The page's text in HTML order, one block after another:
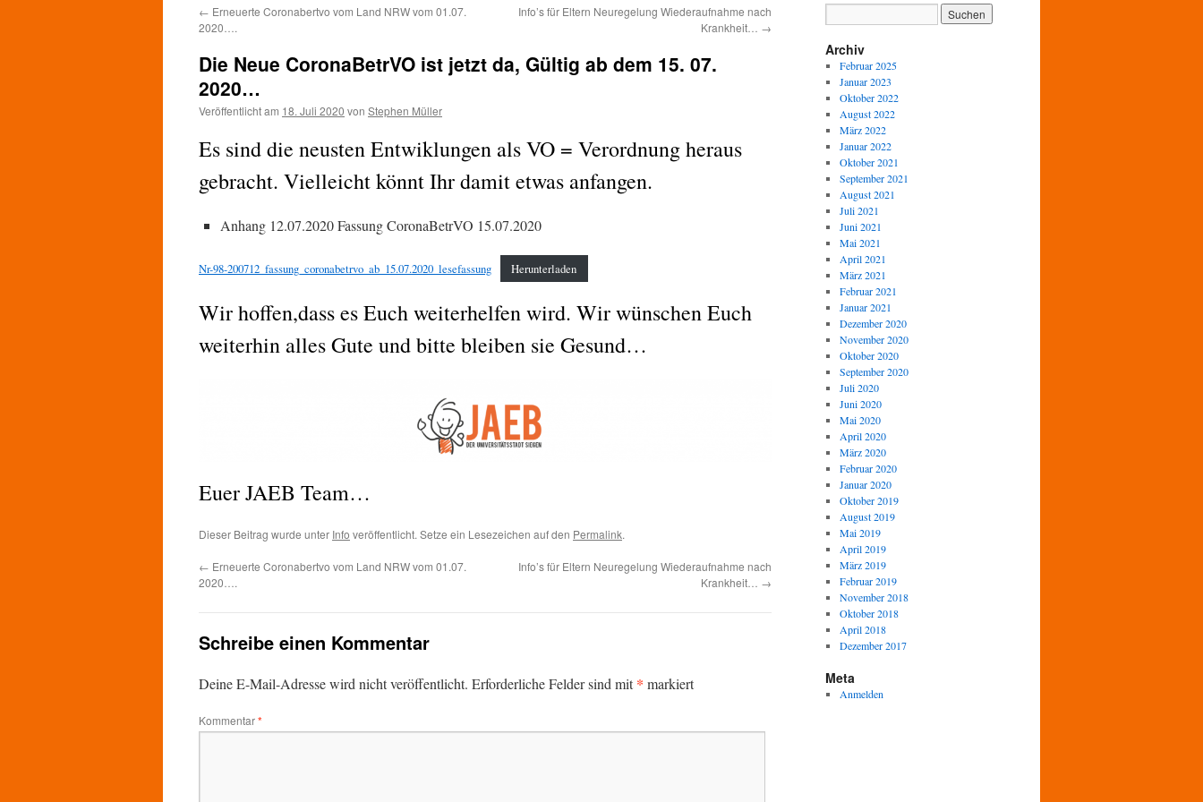
← Erneuerte Coronabertvo vom Land NRW vom 01.07.
2020….
Info’s für Eltern Neuregelung Wiederaufnahme nach
Krankheit… →
Die Neue CoronaBetrVO ist jetzt da, Gültig ab dem 15. 07.
2020…
Veröffentlicht am 18. Juli 2020 von Stephen Müller
Es sind die neusten Entwiklungen als VO = Verordnung heraus
gebracht. Vielleicht könnt Ihr damit etwas anfangen.
Anhang 12.07.2020 Fassung CoronaBetrVO 15.07.2020
Nr-98-200712_fassung_coronabetrvo_ab_15.07.2020_lesefassung Herunterladen
Wir hoffen,dass es Euch weiterhelfen wird. Wir wünschen Euch
weiterhin alles Gute und bitte bleiben sie Gesund…
Euer JAEB Team…
Dieser Beitrag wurde unter Info veröffentlicht. Setze ein Lesezeichen auf den Permalink.
← Erneuerte Coronabertvo vom Land NRW vom 01.07.
2020….
Info’s für Eltern Neuregelung Wiederaufnahme nach
Krankheit… →
Schreibe einen Kommentar
Deine E-Mail-Adresse wird nicht veröffentlicht. Erforderliche Felder sind mit* markiert
Kommentar*
Archiv
Februar 2025
Januar 2023
Oktober 2022
August 2022
März 2022
Januar 2022
Oktober 2021
September 2021
August 2021
Juli 2021
Juni 2021
Mai 2021
April 2021
März 2021
Februar 2021
Januar 2021
Dezember 2020
November 2020
Oktober 2020
September 2020
Juli 2020
Juni 2020
Mai 2020
April 2020
März 2020
Februar 2020
Januar 2020
Oktober 2019
August 2019
Mai 2019
April 2019
März 2019
Februar 2019
November 2018
Oktober 2018
April 2018
Dezember 2017
Meta
Anmelden